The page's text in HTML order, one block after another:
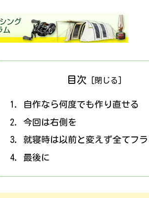
目次
自作なら何度でも作り直せる
今回は右側を
就寝時は以前と変えず全てフ
最後に